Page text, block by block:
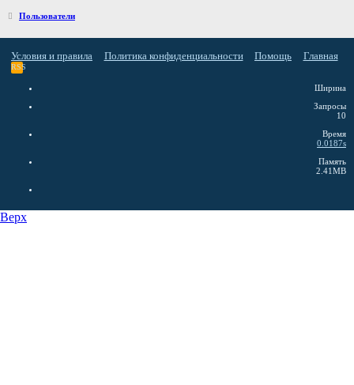
Пользователи
Условия и правила Политика конфиденциальности Помощь Главная
RSS
Ширина
Запросы
10
Время
0.0187s
Память
2.41MB
Верх